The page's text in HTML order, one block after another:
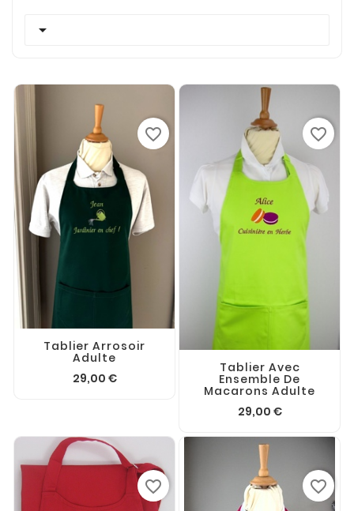

Tablier Arrosoir
Adulte
29,00 €
favorite_border
Tablier Avec
Ensemble De
Macarons Adulte
29,00 €
favorite_border
favorite_border favorite_border